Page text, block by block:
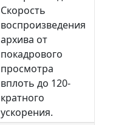
Скорость
воспроизведения
архива от
покадрового
просмотра
вплоть до 120-
кратного
ускорения.